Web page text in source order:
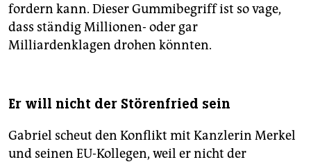
fordern kann. Dieser Gummibegriff ist so vage,
dass ständig Millionen- oder gar
Milliardenklagen drohen könnten.
Er will nicht der Störenfried sein
Gabriel scheut den Konflikt mit Kanzlerin Merkel
und seinen EU-Kollegen, weil er nicht der